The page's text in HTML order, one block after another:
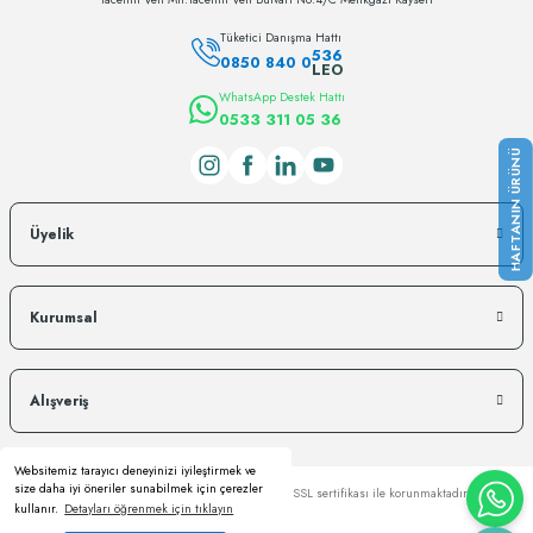
Websitemiz tarayıcı deneyinizi iyileştirmek ve
size daha iyi öneriler sunabilmek için çerezler
kullanır. Detayları öğrenmek için tıklayın
Tüketici Danışma Hattı
0850 840 0536
LEO
WhatsApp Destek Hattı
0533 311 05 36
Üyelik
Kurumsal
Alışveriş
Copyright © Kredi kartı bilgileriniz 256bit SSL sertifikası ile korunmaktadır.